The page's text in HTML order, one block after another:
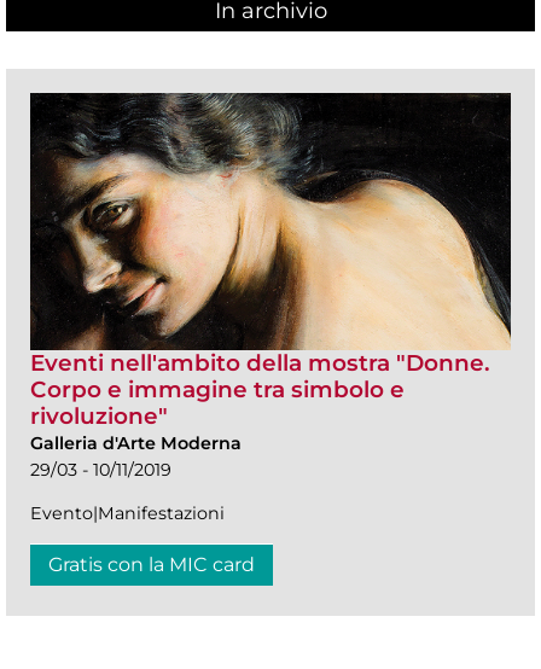
In archivio
Eventi nell'ambito della mostra "Donne.
Corpo e immagine tra simbolo e
rivoluzione"
Galleria d'Arte Moderna
29/03 - 10/11/2019
Evento|Manifestazioni
Gratis con la MIC card